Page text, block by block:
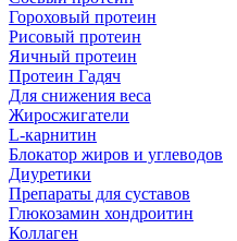
Гороховый протеин
Рисовый протеин
Яичный протеин
Протеин Гадяч
Для снижения веса
Жиросжигатели
L-карнитин
Блокатор жиров и углеводов
Диуретики
Препараты для суставов
Глюкозамин хондроитин
Коллаген